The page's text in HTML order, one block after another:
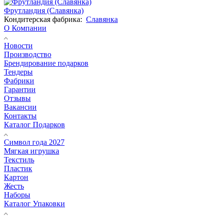
Фрутландия (Славянка)
Кондитерская фабрика: Славянка
О Компании
Новости
Производство
Брендирование подарков
Тендеры
Фабрики
Гарантии
Отзывы
Вакансии
Контакты
Каталог Подарков
Символ года 2027
Мягкая игрушка
Текстиль
Пластик
Картон
Жесть
Наборы
Каталог Упаковки